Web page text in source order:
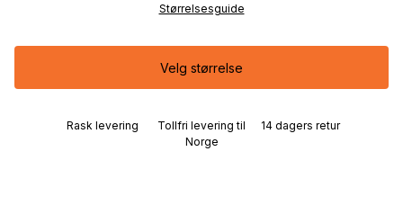
Størrelsesguide
Velg størrelse
Rask levering
Tollfri levering til
Norge
14 dagers retur